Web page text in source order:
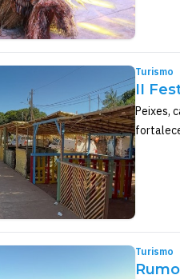
Turismo
II
Peixes,
Turismo